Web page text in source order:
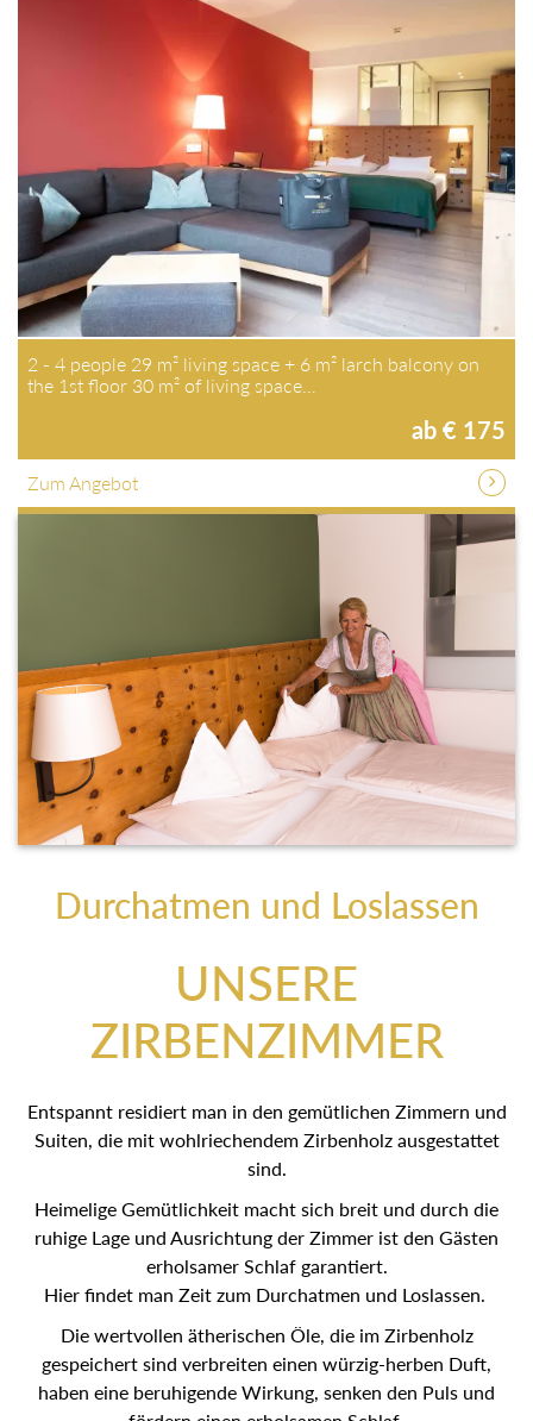
2 - 4 people 29 m² living space + 6 m² larch balcony on
the 1st floor 30 m² of living space…
ab € 175
Zum Angebot
Durchatmen und Loslassen
UNSERE
ZIRBENZIMMER
Entspannt residiert man in den gemütlichen Zimmern und
Suiten, die mit wohlriechendem Zirbenholz ausgestattet
sind.
Heimelige Gemütlichkeit macht sich breit und durch die
ruhige Lage und Ausrichtung der Zimmer ist den Gästen
erholsamer Schlaf garantiert.
Hier findet man Zeit zum Durchatmen und Loslassen.
Die wertvollen ätherischen Öle, die im Zirbenholz
gespeichert sind verbreiten einen würzig-herben Duft,
haben eine beruhigende Wirkung, senken den Puls und